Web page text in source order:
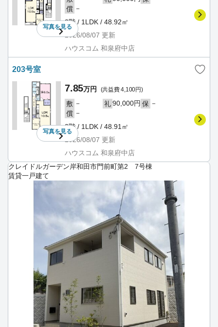
写真を見る
償 －
2階 / 1LDK / 48.92㎡
2026/08/07 更新
ハウスコム 和泉府中店
203号室
写真を見る
7.85万円 (共益費 4,100円)
敷 － 礼90,000円 保 －
償 －
2階 / 1LDK / 48.91㎡
2026/08/07 更新
ハウスコム 和泉府中店
クレイドルガーデン岸和田市門前町第2 7号棟
賃貸一戸建て